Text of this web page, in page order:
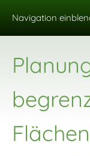
Navigation